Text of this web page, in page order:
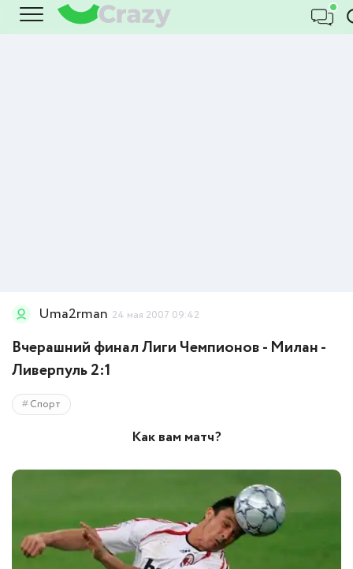
Uma2rman 24 мая 2007 09:42
Вчерашний финал Лиги Чемпионов - Милан -
Ливерпуль 2:1
Спорт
Как вам матч?